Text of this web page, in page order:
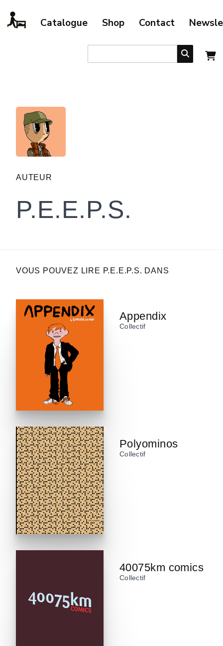
Catalogue Shop Contact
AUTEUR
P.E.E.P.S.
VOUS POUVEZ LIRE P.E.E.P.S. DANS
Appendix
Collectif
Polyominos
Collectif
40075km comics
Collectif